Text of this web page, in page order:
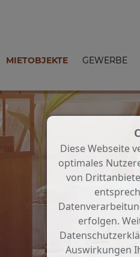
MIETOBJEKTE GEWERBE
Diese Webseite
optimales
von
erfolgen.
Auswirkungen